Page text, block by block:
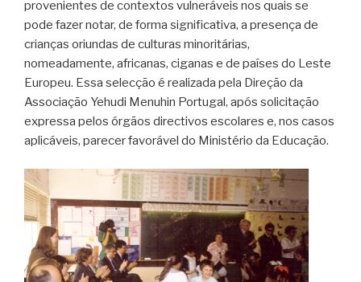
provenientes de contextos vulneráveis nos quais se
pode fazer notar, de forma significativa, a presença de
crianças oriundas de culturas minoritárias,
nomeadamente, africanas, ciganas e de países do Leste
Europeu. Essa selecção é realizada pela Direção da
Associação Yehudi Menuhin Portugal, após solicitação
expressa pelos órgãos directivos escolares e, nos casos
aplicáveis, parecer favorável do Ministério da Educação.